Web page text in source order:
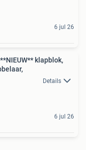
6 jul 26
klapblok,
Details
6 jul 26